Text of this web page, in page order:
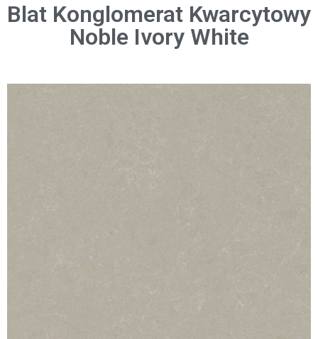
Blat Konglomerat Kwarcytowy
Noble Ivory White